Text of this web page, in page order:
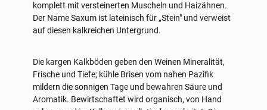
komplett mit versteinerten Muscheln und Haizähnen.
Der Name Saxum ist lateinisch für „Stein" und verweist
auf diesen kalkreichen Untergrund.
Die kargen Kalkböden geben den Weinen Mineralität,
Frische und Tiefe; kühle Brisen vom nahen Pazifik
mildern die sonnigen Tage und bewahren Säure und
Aromatik. Bewirtschaftet wird organisch, von Hand